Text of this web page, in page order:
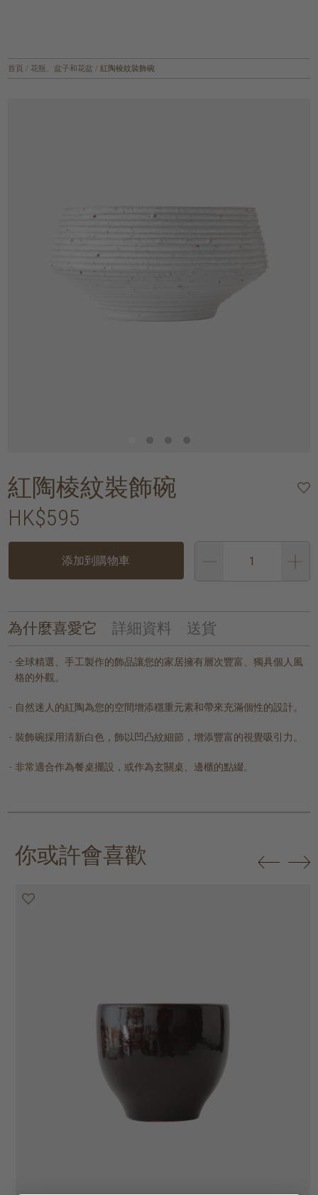
首頁 / 花瓶、盆子和花盆 / 紅陶棱紋裝飾碗
紅陶棱紋裝飾碗
HK$595
添加到購物車
為什麼喜愛它 詳細資料 送貨
全球精選、手工製作的飾品讓您的家居擁有層次豐富、獨具個人風
格的外觀。
自然迷人的紅陶為您的空間增添穩重元素和帶來充滿個性的設計。
裝飾碗採用清新白色，飾以凹凸紋細節，增添豐富的視覺吸引力。
非常適合作為餐桌擺設，或作為玄關桌、邊櫃的點綴。
你或許會喜歡